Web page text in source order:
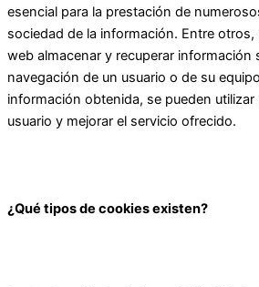
esencial para la prestación de
sociedad de la información. Entre otros,
web almacenar y recuperar información
navegación de un usuario o de su
información obtenida, se pueden utilizar
usuario y mejorar el servicio ofrecido.
¿Qué tipos de cookies existen?